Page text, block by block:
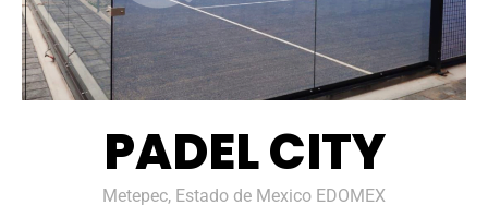
PADEL CITY
Metepec, Estado de Mexico EDOMEX